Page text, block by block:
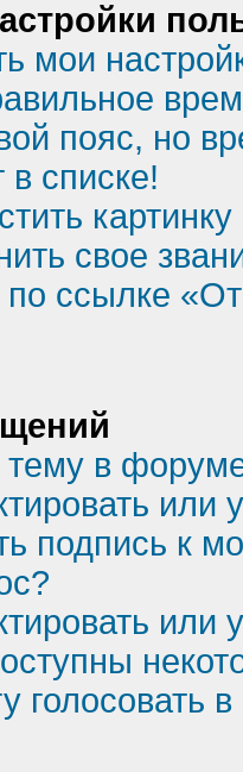
мои
пояс, но
списке!
свое
ссылке
тему в
или
подпись к
или
голосовать